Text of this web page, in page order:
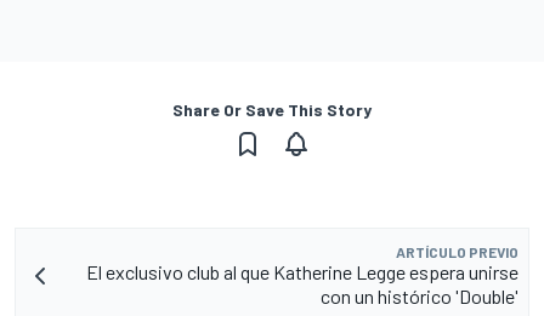
Share Or Save This Story
ARTÍCULO PREVIO
El exclusivo club al que Katherine Legge espera unirse
con un histórico 'Double'